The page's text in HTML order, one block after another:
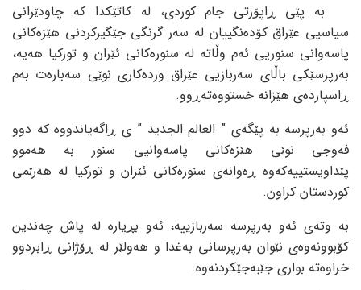
بە پێی ڕاپۆرتی جام کوردی، لە کاتێکدا کە چاودێرانی
سیاسیی عێراق کۆدەنگییان لە سەر گرنگی جێگیرکردنی هێزەکانی
پاسەوانی سنوریی ئەم وڵاتە لە سنورەکانی ئێران و تورکیا هەیە،
بەرپرسێکی باڵای سەربازیی عێراق وردەکاری نوێی سەبارەت بەم
ڕاسپاردەی هێزانە خستووەتەڕوو.
ئەو بەرپرسە بە پێگەی ” العالم الجدید ” ی ڕاگەیاندووە کە دوو
فەوجی نوێی هێزەکانی پاسەوانیی سنور بە هەموو
پێداویستییەکەوە ڕەوانەی سنورەکانی ئێران و تورکیا لە هەرێمی
کوردستان کراون.
بە وتەی ئەو بەرپرسە سەربازییە، ئەو بڕیارە لە پاش چەندین
کۆبوونەوەی نێوان بەرپرسانی بەغدا و هەولێر لە ڕۆژانی ڕابردوو
خراوەتە بواری جێبەجێکردنەوە.